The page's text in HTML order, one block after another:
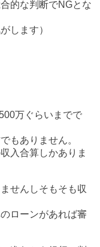
的な判断でNGとな
します）
万ぐらいまでで
もありません。
入合算しかありま
せんしそもそも収
ローンがあれば審